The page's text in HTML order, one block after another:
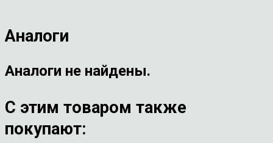
Аналоги
Аналоги не найдены.
С этим товаром также
покупают: